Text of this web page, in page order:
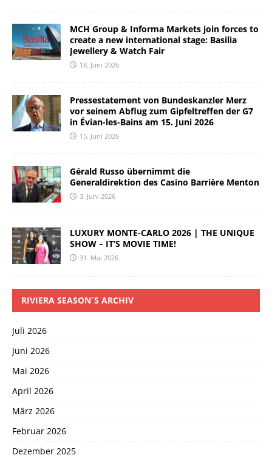
MCH Group & Informa Markets join forces to
create a new international stage: Basilia
Jewellery & Watch Fair
18. Juni 2026
Pressestatement von Bundeskanzler Merz
vor seinem Abflug zum Gipfeltreffen der G7
in Évian-les-Bains am 15. Juni 2026
15. Juni 2026
Gérald Russo übernimmt die
Generaldirektion des Casino Barrière Menton
3. Juni 2026
LUXURY MONTE-CARLO 2026 | THE UNIQUE
SHOW – IT’S MOVIE TIME!
31. Mai 2026
RIVIERA SEASON´S ARCHIV
Juli 2026
Juni 2026
Mai 2026
April 2026
März 2026
Februar 2026
Dezember 2025